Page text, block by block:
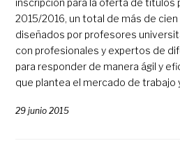
2015/2016, un total de más de
diseñados por profesores
con profesionales y expertos de
para responder de manera ágil y
que plantea el mercado de trabajo
29 junio 2015